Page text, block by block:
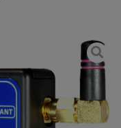
Son
Nos
Mon